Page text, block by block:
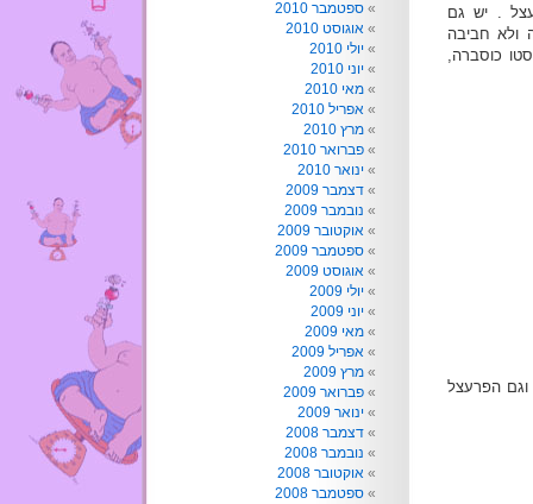
. יש גם
ולא חביבה
כוסברה,
וגם הפרעצל
ספטמבר 2010
אוגוסט 2010
יולי 2010
יוני 2010
מאי 2010
אפריל 2010
מרץ 2010
פברואר 2010
ינואר 2010
דצמבר 2009
נובמבר 2009
אוקטובר 2009
ספטמבר 2009
אוגוסט 2009
יולי 2009
יוני 2009
מאי 2009
אפריל 2009
מרץ 2009
פברואר 2009
ינואר 2009
דצמבר 2008
נובמבר 2008
אוקטובר 2008
ספטמבר 2008